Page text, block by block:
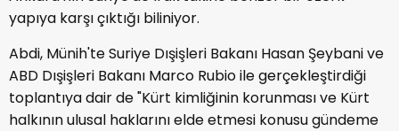
yapıya karşı çıktığı biliniyor.
Abdi, Münih'te Suriye Dışişleri Bakanı Hasan Şeybani ve
ABD Dışişleri Bakanı Marco Rubio ile gerçekleştirdiği
toplantıya dair de "Kürt kimliğinin korunması ve Kürt
halkının ulusal haklarını elde etmesi konusu gündeme